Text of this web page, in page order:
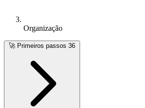
Organização
🚀 Primeiros passos 36